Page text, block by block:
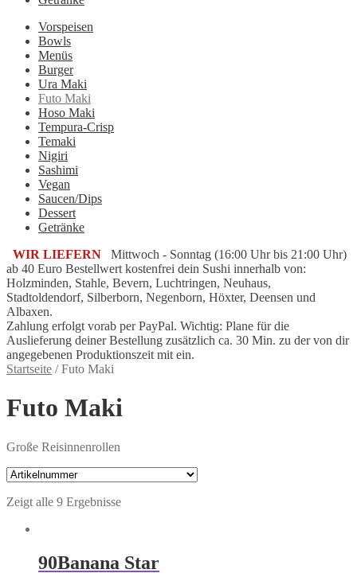
Vorspeisen
Bowls
Menüs
Burger
Ura Maki
Futo Maki
Hoso Maki
Tempura-Crisp
Temaki
Nigiri
Sashimi
Vegan
Saucen/Dips
Dessert
Getränke
WIR LIEFERN
Mittwoch - Sonntag (16:00 Uhr bis 21:00 Uhr)
ab 40 Euro Bestellwert kostenfrei dein Sushi innerhalb von:
Holzminden, Stahle, Bevern, Luchtringen, Neuhaus,
Stadtoldendorf, Silberborn, Negenborn, Höxter, Deensen und
Albaxen.
Zahlung erfolgt vorab per PayPal. Wichtig: Plane für die
Auslieferung deiner Bestellung zusätzlich ca. 30 Min. zu der von dir
angegebenen Produktionszeit mit ein.
Startseite /Futo Maki
Futo Maki
Große Reisinnenrollen
Zeigt alle 9 Ergebnisse
90Banana Star